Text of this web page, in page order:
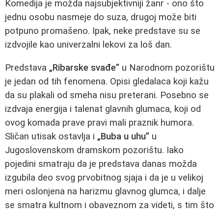
Komedija je možda najsubjektivniji žanr - ono što
jednu osobu nasmeje do suza, drugoj može biti
potpuno promašeno. Ipak, neke predstave su se
izdvojile kao univerzalni lekovi za loš dan.
Predstava „Ribarske svađe” u Narodnom pozorištu
je jedan od tih fenomena. Opisi gledalaca koji kažu
da su plakali od smeha nisu preterani. Posebno se
izdvaja energija i talenat glavnih glumaca, koji od
ovog komada prave pravi mali praznik humora.
Sličan utisak ostavlja i „Buba u uhu” u
Jugoslovenskom dramskom pozorištu. Iako
pojedini smatraju da je predstava danas možda
izgubila deo svog prvobitnog sjaja i da je u velikoj
meri oslonjena na harizmu glavnog glumca, i dalje
se smatra kultnom i obaveznom za videti, s tim što